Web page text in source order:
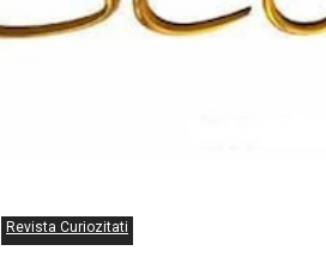
Revista Curiozitati